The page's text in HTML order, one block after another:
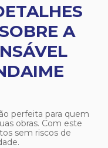
A
perfeita para quem
obras. Com este
sem riscos de